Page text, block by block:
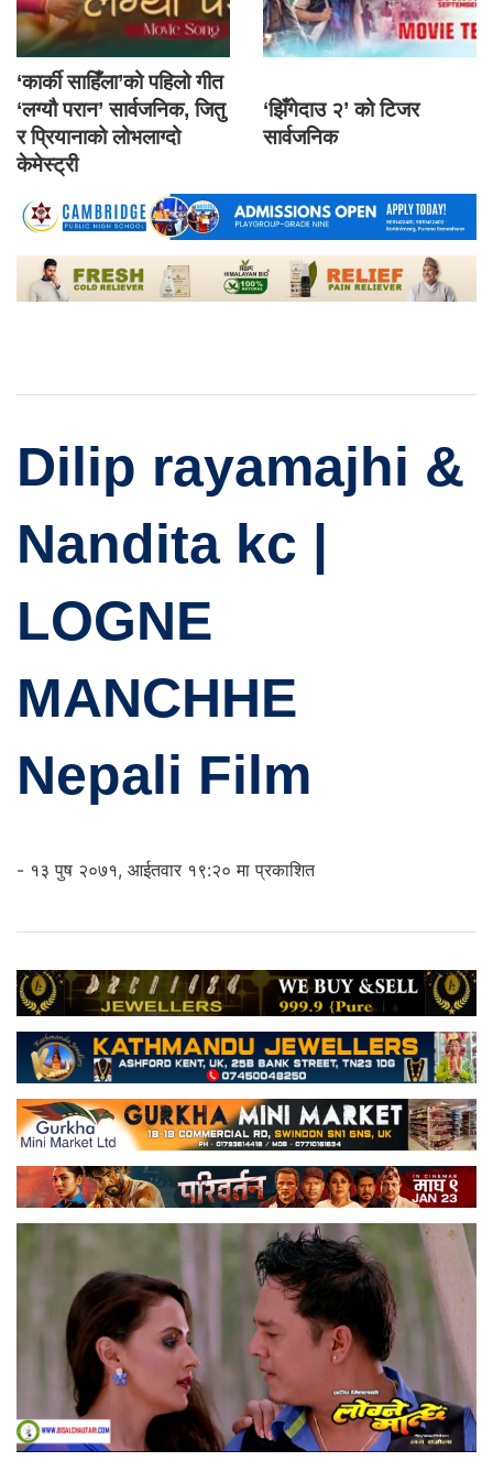
‘कार्की साहिँला’को पहिलो गीत
‘लग्यौ परान’ सार्वजनिक, जितु
र प्रियानाको लोभलाग्दो
केमेस्ट्री
‘झिँगेदाउ २’ को टिजर
सार्वजनिक
Dilip rayamajhi &
Nandita kc |
LOGNE
MANCHHE
Nepali Film
- १३ पुष २०७१, आईतवार १९:२० मा प्रकाशित